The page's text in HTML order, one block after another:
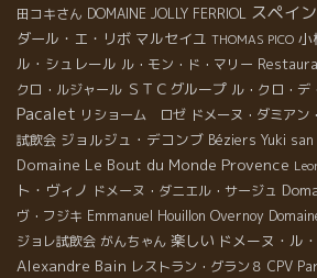
田コキさん DOMAINE JOLLY FERRIOL スペイン
ダール・エ・リボ マルセイユ THOMAS PICO 小
ル・シュレール ル・モン・ド・マリー
クロ・ルジャール ＳＴＣグループ ル・クロ・デ
Pacalet リショーム ロゼ ドメーヌ・ダミアン
試飲会 ジョルジュ・デコンブ Béziers Yuki san
Domaine Le Bout du Monde Provence
ト・ヴィノ ドメーヌ・ダニエル・サージュ
ヴ・フジキ Emmanuel Houillon Overnoy
ジョレ試飲会 がんちゃん 楽しい ドメーヌ・ル
Alexandre Bain レストラン・グラン８ CPV